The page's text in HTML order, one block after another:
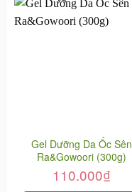
Gel Dưỡng Da Ốc Sên
Ra&Gowoori (300g)
110.000₫